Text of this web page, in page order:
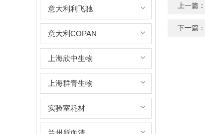
意大利利飞驰
意大利COPAN
上海欣中生物
上海群青生物
实验室耗材
上一篇：
下一篇：